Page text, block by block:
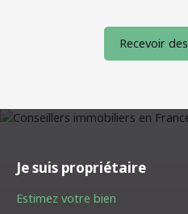
Recevoir
Je suis propriétaire
Estimez votre bien